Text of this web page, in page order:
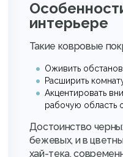
интерьере
Такие ковровые
Оживить
Расширить
Акцентировать
рабочую область
Достоинство
бежевых, и в
хай-тека,